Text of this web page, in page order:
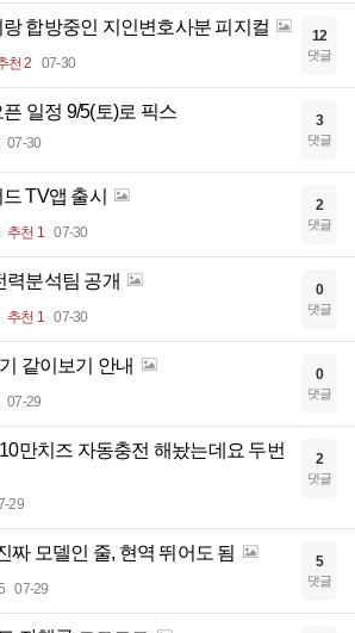
합방중인 지인변호사분 피지컬
천 2 07-30
12
댓글
일정 9/5(토)로 픽스
07-30
3
댓글
TV앱 출시
추천 1 07-30
2
댓글
력분석팀 공개
추천 1 07-30
0
댓글
같이보기 안내
07-29
0
댓글
만치즈 자동충전 해놨는데요 두번
29
2
댓글
짜 모델인 줄, 현역 뛰어도 됨
07-29
5
댓글